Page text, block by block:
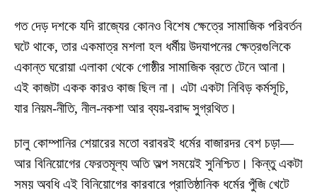
গত দেড় দশকে যদি রাজ্যের কোনও বিশেষ ক্ষেত্রে সামাজিক পরিবর্তন
ঘটে থাকে, তার একমাত্র মশলা হল ধর্মীয় উদযাপনের ক্ষেত্রগুলিকে
একান্ত ঘরোয়া এলাকা থেকে গোষ্ঠীর সামাজিক ব্রতে টেনে আনা।
এই কাজটা একক কারও কাজ ছিল না। এটা একটা নিবিড় কর্মসূচি,
যার নিয়ম-নীতি, নীল-নকশা আর ব্যয়-বরাদ্দ সুগ্রথিত।
চালু কোম্পানির শেয়ারের মতো বরাবরই ধর্মের বাজারদর বেশ চড়া—
আর বিনিয়োগের ফেরতমূল্য অতি অল্প সময়েই সুনিশ্চিত। কিন্তু একটা
সময় অবধি এই বিনিয়োগের কারবারে প্রাতিষ্ঠানিক ধর্মের পুঁজি খেটে